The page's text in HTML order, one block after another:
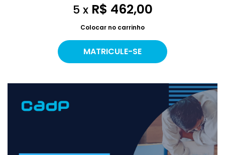
5 x R$ 462,00
Colocar no carrinho
MATRICULE-SE